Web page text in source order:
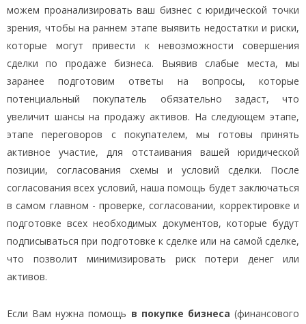
можем проанализировать ваш бизнес с юридической точки
зрения, чтобы на раннем этапе выявить недостатки и риски,
которые могут привести к невозможности совершения
сделки по продаже бизнеса. Выявив слабые места, мы
заранее подготовим ответы на вопросы, которые
потенциальный покупатель обязательно задаст, что
увеличит шансы на продажу активов. На следующем этапе,
этапе переговоров с покупателем, мы готовы принять
активное участие, для отстаивания вашей юридической
позиции, согласования схемы и условий сделки. После
согласования всех условий, наша помощь будет заключаться
в самом главном - проверке, согласовании, корректировке и
подготовке всех необходимых документов, которые будут
подписываться при подготовке к сделке или на самой сделке,
что позволит минимизировать риск потери денег или
активов.
Если Вам нужна помощь в покупке бизнеса (финансового